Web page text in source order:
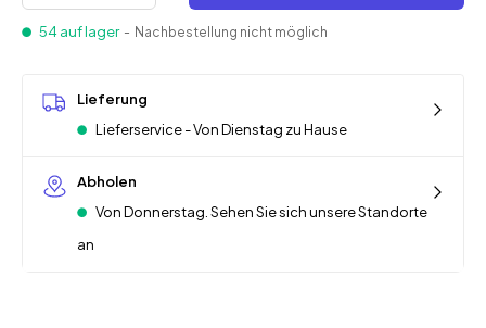
54 auf lager - Nachbestellung nicht möglich
Lieferung
Lieferservice - Von Dienstag zu Hause
Abholen
Von Donnerstag. Sehen Sie sich unsere Standorte
an